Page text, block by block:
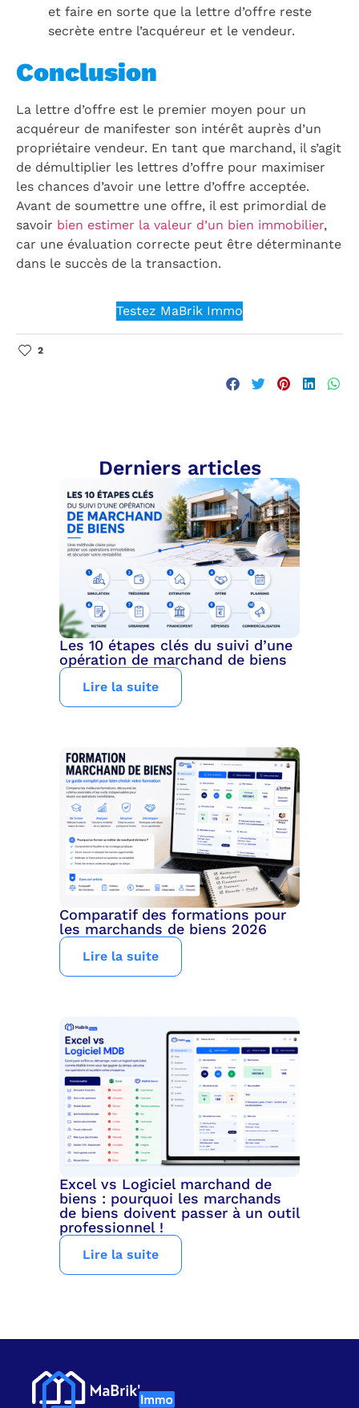
et faire en sorte que la lettre d’offre reste
secrète entre l’acquéreur et le vendeur.
Conclusion
La lettre d’offre est le premier moyen pour un
acquéreur de manifester son intérêt auprès d’un
propriétaire vendeur. En tant que marchand, il s’agit
de démultiplier les lettres d’offre pour maximiser
les chances d’avoir une lettre d’offre acceptée.
Avant de soumettre une offre, il est primordial de
savoir bien estimer la valeur d’un bien immobilier,
car une évaluation correcte peut être déterminante
dans le succès de la transaction.
Testez MaBrik Immo
2
Derniers articles
Les 10 étapes clés du suivi d’une
opération de marchand de biens
Lire la suite
Comparatif des formations pour
les marchands de biens 2026
Lire la suite
Excel vs Logiciel marchand de
biens : pourquoi les marchands
de biens doivent passer à un outil
professionnel !
Lire la suite